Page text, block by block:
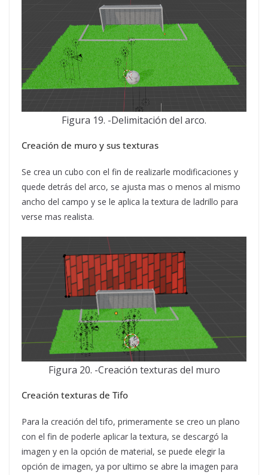
Figura 19. -Delimitación del arco.
Creación de muro y sus texturas
Se crea un cubo con el fin de realizarle modificaciones y
quede detrás del arco, se ajusta mas o menos al mismo
ancho del campo y se le aplica la textura de ladrillo para
verse mas realista.
Figura 20. -Creación texturas del muro
Creación texturas de Tifo
Para la creación del tifo, primeramente se creo un plano
con el fin de poderle aplicar la textura, se descargó la
imagen y en la opción de material, se puede elegir la
opción de imagen, ya por ultimo se abre la imagen para